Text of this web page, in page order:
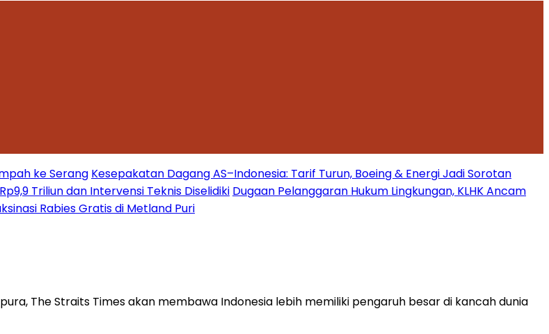
ke Serang Kesepakatan Dagang AS–Indonesia: Tarif Turun, Boeing & Energi Jadi Sorotan
Triliun dan Intervensi Teknis Diselidiki Dugaan Pelanggaran Hukum Lingkungan, KLHK Ancam
Rabies Gratis di Metland Puri